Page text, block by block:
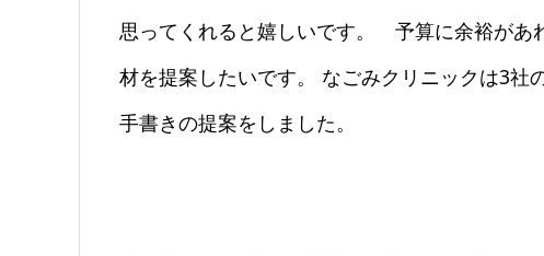
思ってくれると嬉しいです。 予算に余裕があ
材を提案したいです。 なごみクリニックは3社
手書きの提案をしました。